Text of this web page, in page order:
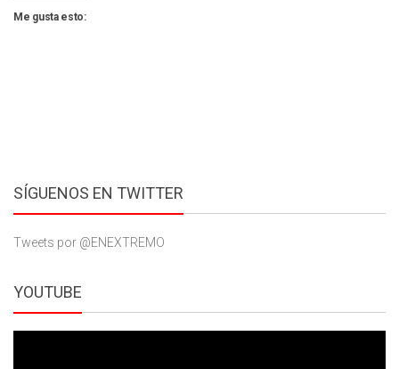
Me gusta esto:
SÍGUENOS EN TWITTER
Tweets por @ENEXTREMO
YOUTUBE